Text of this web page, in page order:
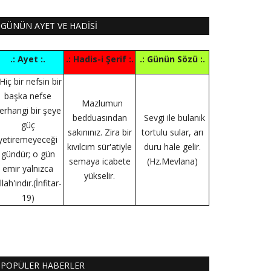
GÜNÜN AYET VE HADİSİ
.: Ayet :. .: Hadis-i Şerif :.
.: Günün Sözü :.
bir nefsin bir
başka nefse
bir şeye
güç
gündür; o gün
emir yalnızca
19)
Mazlumun
bedduasından
sakınınız. Zira bir
kıvılcım sür'atiyle
semaya icabete
yükselir.
Sevgi ile bulanık
tortulu sular, arı
duru hale gelir.
(Hz.Mevlana)
POPÜLER HABERLER